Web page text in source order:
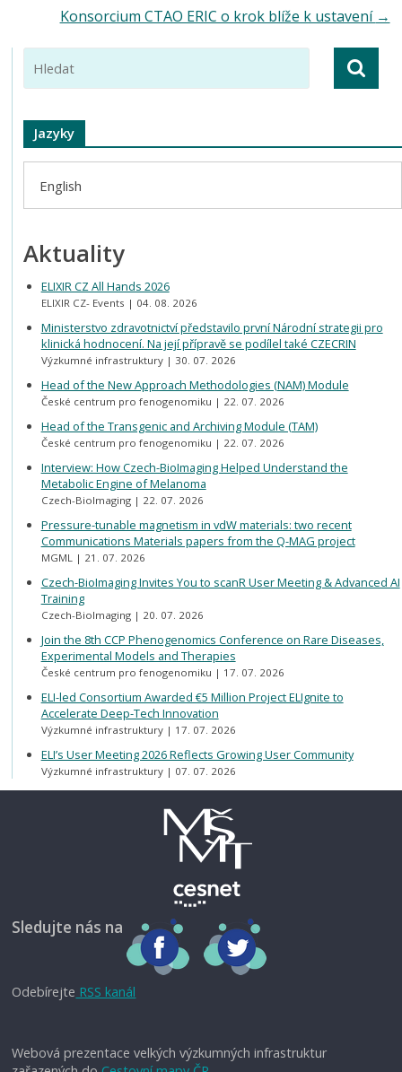
Konsorcium CTAO ERIC o krok blíže k ustavení →
Jazyky
English
Aktuality
ELIXIR CZ All Hands 2026
ELIXIR CZ- Events 04. 08. 2026
Ministerstvo zdravotnictví představilo první Národní strategii pro
klinická hodnocení. Na její přípravě se podílel také CZECRIN
Výzkumné infrastruktury 30. 07. 2026
Head of the New Approach Methodologies (NAM) Module
České centrum pro fenogenomiku 22. 07. 2026
Head of the Transgenic and Archiving Module (TAM)
České centrum pro fenogenomiku 22. 07. 2026
Interview: How Czech-BioImaging Helped Understand the
Metabolic Engine of Melanoma
Czech-BioImaging 22. 07. 2026
Pressure-tunable magnetism in vdW materials: two recent
Communications Materials papers from the Q-MAG project
MGML 21. 07. 2026
Czech-BioImaging Invites You to scanR User Meeting & Advanced AI
Training
Czech-BioImaging 20. 07. 2026
Join the 8th CCP Phenogenomics Conference on Rare Diseases,
Experimental Models and Therapies
České centrum pro fenogenomiku 17. 07. 2026
ELI-led Consortium Awarded €5 Million Project ELIgnite to
Accelerate Deep-Tech Innovation
Výzkumné infrastruktury 17. 07. 2026
ELI’s User Meeting 2026 Reflects Growing User Community
Výzkumné infrastruktury 07. 07. 2026
Sledujte nás na
Odebírejte RSS kanál
Webová prezentace velkých výzkumných infrastruktur